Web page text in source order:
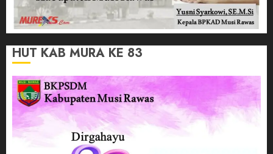
HUT KAB MURA KE 83